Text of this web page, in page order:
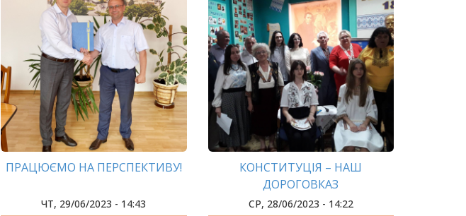
ПРАЦЮЄМО НА ПЕРСПЕКТИВУ!
ЧТ, 29/06/2023 - 14:43
КОНСТИТУЦІЯ – НАШ
ДОРОГОВКАЗ
СР, 28/06/2023 - 14:22